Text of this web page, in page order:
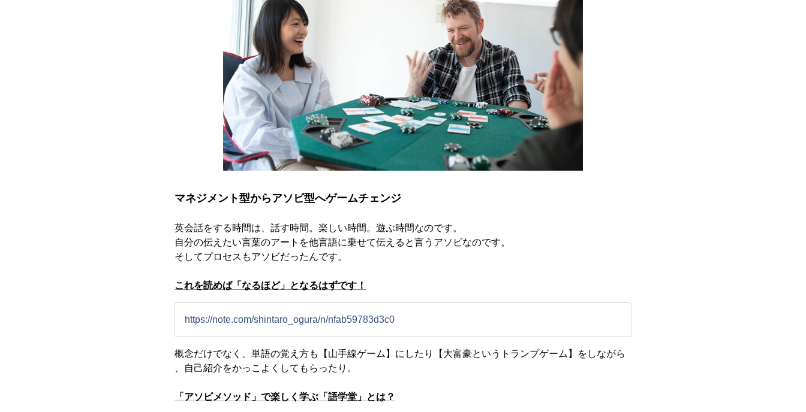
マネジメント型からアソビ型へゲームチェンジ
英会話をする時間は、話す時間。楽しい時間。遊ぶ時間なのです。
自分の伝えたい言葉のアートを他言語に乗せて伝えると言うアソビなのです。
そしてプロセスもアソビだったんです。
これを読めば「なるほど」となるはずです！
https://note.com/shintaro_ogura/n/nfab59783d3c0
概念だけでなく、単語の覚え方も【山手線ゲーム】にしたり【大富豪というトランプゲーム】をしながら
、自己紹介をかっこよくしてもらったり。
「アソビメソッド」で楽しく学ぶ「語学堂」とは？